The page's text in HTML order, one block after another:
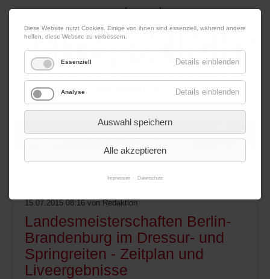
08. August 2026 Impressum|Kontakt|Datenschutz
Werbung
15.07.2015 08:16 von Redaktion
Landesmeisterschaften Berlin-
Brandenburg im Dressur- und
Springreiten - Zeitplan und
Liveergebnisse
Diese Website nutzt Cookies. Einige von ihnen sind essenziell, während andere
helfen, diese Website zu verbessern.
Essenziell Details einblenden
Analyse Details einblenden
Auswahl speichern
Alle akzeptieren
Impressum Datenschutz